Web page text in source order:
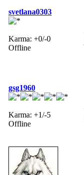
svetlana0303
Karma: +0/-0
Offline
gsg1960
Karma: +1/-5
Offline